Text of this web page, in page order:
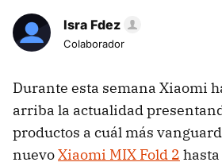
Isra Fdez
Colaborador
Durante esta semana Xiaomi
arriba la actualidad
productos a cuál más
nuevoXiaomi MIX Fold 2 hasta